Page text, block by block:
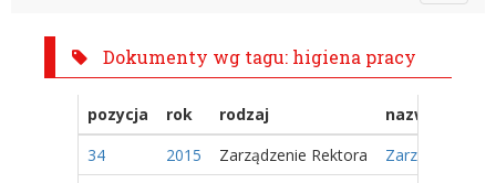
Dokumenty wg tagu: higiena pracy
pozycja rok rodzaj
nazwa
34
2015 Zarządzenie Rektora
Zarządzenie